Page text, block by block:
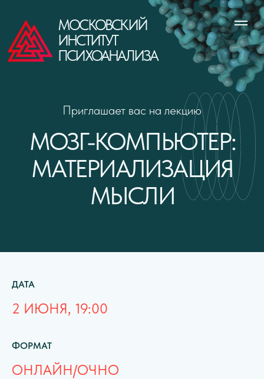
МОСКОВСКИЙ
ИНСТИТУТ
ПСИХОАНАЛИЗА
МОЗГ-КОМПЬЮТЕР:
МАТЕРИАЛИЗАЦИЯ
МЫСЛИ
ДАТА
2 ИЮНЯ, 19:00
ФОРМАТ
ОНЛАЙН/ОЧНО